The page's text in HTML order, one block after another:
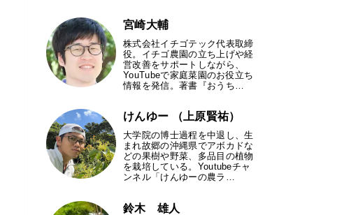
宮崎大輔
株式会社イチゴテック代表取締
役。イチゴ農園の立ち上げや経
営改善をサポートしながら、
YouTubeで家庭菜園のお役立ち
情報を発信。著書『おうち…
けんゆー （上原賢祐）
大学院の博士過程を中退し、生
まれ故郷の沖縄県でアボカドな
どの果樹や野菜、多品目の植物
を栽培している。Youtubeチャ
ンネル「けんゆーの農ラ…
鈴木 雄人